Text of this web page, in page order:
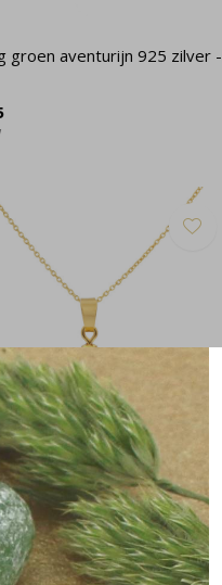
groen aventurijn 925 zilver -
zwart spinel kraal verguld -